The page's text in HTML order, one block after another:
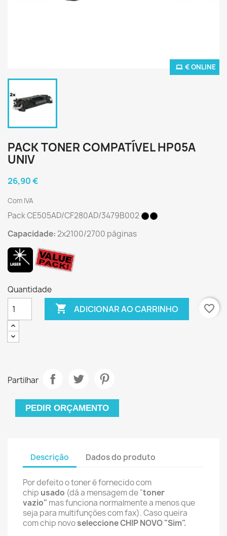
€ ONLINE
PACK TONER COMPATÍVEL HP05A
UNIV
26,90 €
Com IVA
Pack CE505AD/CF280AD/3479B002
Capacidade:2x2100/2700 páginas
Quantidade
 ADICIONAR AO CARRINHO favorite_border
Partilhar
PEDIR ORÇAMENTO
Descrição Dados do produto
Por defeito o toner é fornecido com
chip usado (dá a mensagem de "toner
vazio" mas funciona normalmente a menos que
seja para multifunções com fax). Caso queira
com chip novoseleccione CHIP NOVO "Sim".